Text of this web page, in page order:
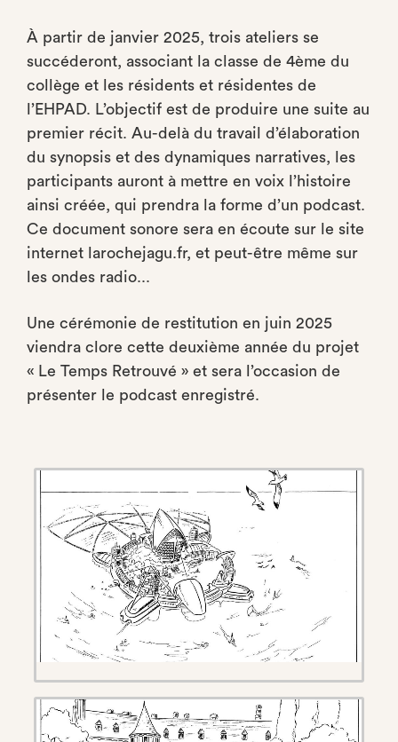
À partir de janvier 2025, trois ateliers se
succéderont, associant la classe de 4ème du
collège et les résidents et résidentes de
l’EHPAD. L’objectif est de produire une suite au
premier récit. Au-delà du travail d’élaboration
du synopsis et des dynamiques narratives, les
participants auront à mettre en voix l’histoire
ainsi créée, qui prendra la forme d’un podcast.
Ce document sonore sera en écoute sur le site
internet larochejagu.fr, et peut-être même sur
les ondes radio...
Une cérémonie de restitution en juin 2025
viendra clore cette deuxième année du projet
« Le Temps Retrouvé » et sera l’occasion de
présenter le podcast enregistré.